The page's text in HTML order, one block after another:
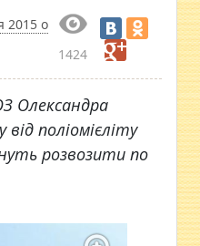
2015 о
1424
Олександра
поліомієліту
розвозити по